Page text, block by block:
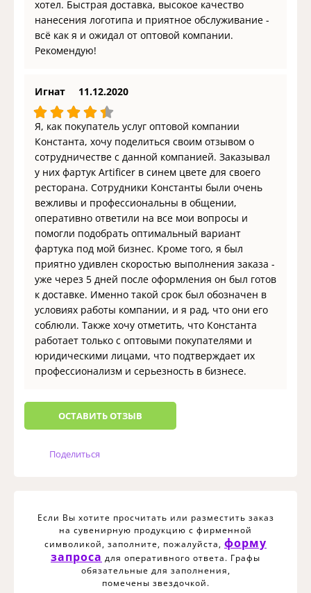
хотел. Быстрая доставка, высокое качество
нанесения логотипа и приятное обслуживание -
всё как я и ожидал от оптовой компании.
Рекомендую!
Игнат 11.12.2020
Я, как покупатель услуг оптовой компании
Константа, хочу поделиться своим отзывом о
сотрудничестве с данной компанией. Заказывал
у них фартук Artificer в синем цвете для своего
ресторана. Сотрудники Константы были очень
вежливы и профессиональны в общении,
оперативно ответили на все мои вопросы и
помогли подобрать оптимальный вариант
фартука под мой бизнес. Кроме того, я был
приятно удивлен скоростью выполнения заказа -
уже через 5 дней после оформления он был готов
к доставке. Именно такой срок был обозначен в
условиях работы компании, и я рад, что они его
соблюли. Также хочу отметить, что Константа
работает только с оптовыми покупателями и
юридическими лицами, что подтверждает их
профессионализм и серьезность в бизнесе.
ОCТАВИТЬ ОТЗЫВ
Поделиться
Если Вы хотите просчитать или разместить заказ
на сувенирную продукцию с фирменной
символикой, заполните, пожалуйста, форму
запроса для оперативного ответа. Графы
обязательные для заполнения,
помечены звездочкой.